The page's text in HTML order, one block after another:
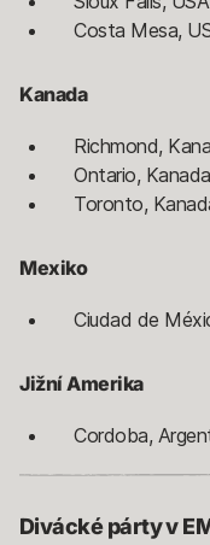
Costa Mesa,
Kanada
Richmond,
Ontario,
Toronto,
Mexiko
Ciudad de
Jižní Amerika
Cordoba,
Divácké párty v